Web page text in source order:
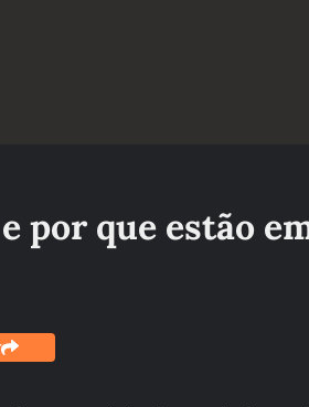
por que estão